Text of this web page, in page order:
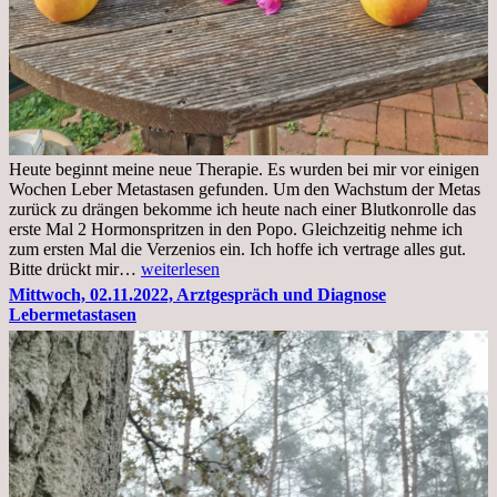
Heute beginnt meine neue Therapie. Es wurden bei mir vor einigen
Wochen Leber Metastasen gefunden. Um den Wachstum der Metas
zurück zu drängen bekomme ich heute nach einer Blutkonrolle das
erste Mal 2 Hormonspritzen in den Popo. Gleichzeitig nehme ich
zum ersten Mal die Verzenios ein. Ich hoffe ich vertrage alles gut.
Bitte drückt mir… Mittwoch,
09.11.2022
weiterlesen
Mittwoch, 02.11.2022, Arztgespräch und Diagnose
Lebermetastasen